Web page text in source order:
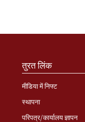
तुरत लिंक
मीडिया में निफ्ट
स्‍थापना
परिपत्र/कार्यालय ज्ञापन